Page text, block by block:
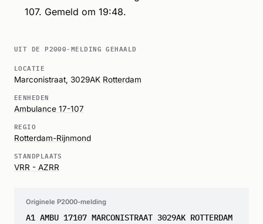
107. Gemeld om 19:48.
UIT DE P2000-MELDING GEHAALD
LOCATIE
Marconistraat, 3029AK Rotterdam
EENHEDEN
Ambulance 17-107
REGIO
Rotterdam-Rijnmond
STANDPLAATS
VRR - AZRR
Originele P2000-melding
A1 AMBU 17107 MARCONISTRAAT 3029AK ROTTERDAM